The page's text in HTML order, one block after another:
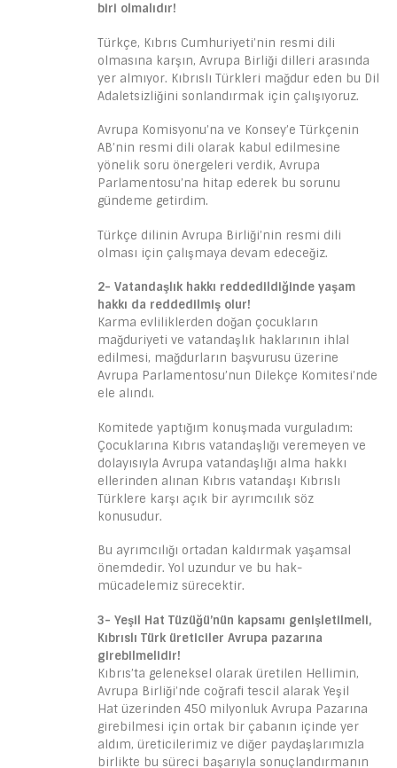
biri olmalıdır!
Türkçe, Kıbrıs Cumhuriyeti’nin resmi dili
olmasına karşın, Avrupa Birliği dilleri arasında
yer almıyor. Kıbrıslı Türkleri mağdur eden bu Dil
Adaletsizliğini sonlandırmak için çalışıyoruz.
Avrupa Komisyonu’na ve Konsey’e Türkçenin
AB’nin resmi dili olarak kabul edilmesine
yönelik soru önergeleri verdik, Avrupa
Parlamentosu’na hitap ederek bu sorunu
gündeme getirdim.
Türkçe dilinin Avrupa Birliği’nin resmi dili
olması için çalışmaya devam edeceğiz.
2- Vatandaşlık hakkı reddedildiğinde yaşam
hakkı da reddedilmiş olur!
Karma evliliklerden doğan çocukların
mağduriyeti ve vatandaşlık haklarının ihlal
edilmesi, mağdurların başvurusu üzerine
Avrupa Parlamentosu’nun Dilekçe Komitesi’nde
ele alındı.
Komitede yaptığım konuşmada vurguladım:
Çocuklarına Kıbrıs vatandaşlığı veremeyen ve
dolayısıyla Avrupa vatandaşlığı alma hakkı
ellerinden alınan Kıbrıs vatandaşı Kıbrıslı
Türklere karşı açık bir ayrımcılık söz
konusudur.
Bu ayrımcılığı ortadan kaldırmak yaşamsal
önemdedir. Yol uzundur ve bu hak-
mücadelemiz sürecektir.
3- Yeşil Hat Tüzüğü’nün kapsamı genişletilmeli,
Kıbrıslı Türk üreticiler Avrupa pazarına
girebilmelidir!
Kıbrıs’ta geleneksel olarak üretilen Hellimin,
Avrupa Birliği’nde coğrafi tescil alarak Yeşil
Hat üzerinden 450 milyonluk Avrupa Pazarına
girebilmesi için ortak bir çabanın içinde yer
aldım, üreticilerimiz ve diğer paydaşlarımızla
birlikte bu süreci başarıyla sonuçlandırmanın